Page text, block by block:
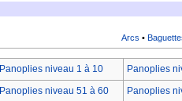
Arcs •
Panoplies niveau 1 à 10 Panoplies
Panoplies niveau 51 à 60
Panoplies